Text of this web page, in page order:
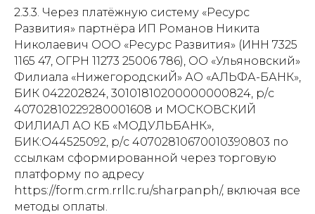
2.3.3. Через платёжную систему «Ресурс
Развития» партнёра ИП Романов Никита
Николаевич ООО «Ресурс Развития» (ИНН 7325
1165 47, ОГРН 11273 25006 786), ОО «Ульяновский»
Филиала «НижегородскиЙ» АО «АЛЬФА-БАНК»,
БИК 042202824, 30101810200000000824, р/с
40702810229280001608 и МОСКОВСКИЙ
ФИЛИАЛ АО КБ «МОДУЛЬБАНК»,
БИК:О44525092, р/с 40702810670010390803 по
ссылкам сформированной через торговую
платформу по адресу
https://form.crm.rrllc.ru/sharpanph/, включая все
методы оплаты.